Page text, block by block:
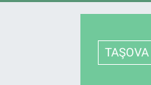
TAŞOVA
Son Dakika Haberleri